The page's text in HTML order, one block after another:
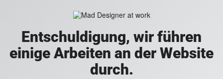
Entschuldigung, wir führen
einige Arbeiten an der Website
durch.